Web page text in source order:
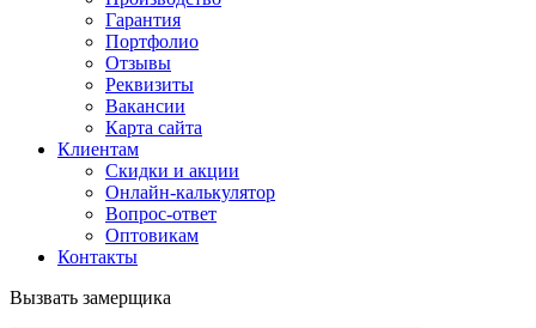
Гарантия
Портфолио
Отзывы
Реквизиты
Вакансии
Карта сайта
Клиентам
Скидки и акции
Онлайн-калькулятор
Вопрос-ответ
Оптовикам
Контакты
Вызвать замерщика